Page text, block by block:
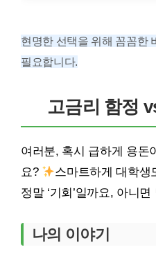
현명한 선택을 위해 꼼꼼한
필요합니다.
고금리 함정
여러분, 혹시 급하게 용돈
요?
스마트하게 대학생
정말 ‘기회’일까요, 아니면
나의 이야기